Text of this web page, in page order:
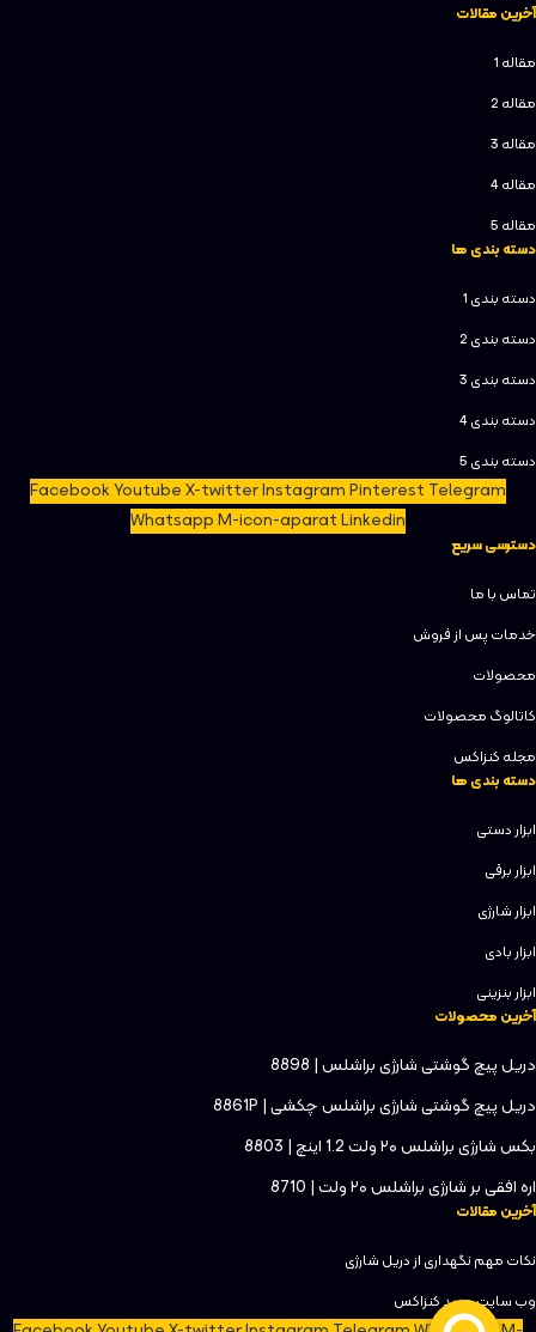
آخرین مقالات
مقاله 1
مقاله 2
مقاله 3
مقاله 4
مقاله 5
دسته بندی ها
دسته بندی 1
دسته بندی 2
دسته بندی 3
دسته بندی 4
دسته بندی 5
FacebookYoutubeX-twitterInstagramPinterest Telegram
WhatsappM-icon-aparatLinkedin
دسترسی سریع
تماس با ما
خدمات پس از فروش
محصولات
کاتالوگ محصولات
مجله کنزاکس
دسته بندی ها
ابزار دستی
ابزار برقی
ابزار شارژی
ابزار بادی
ابزار بنزینی
آخرین محصولات
دریل پیچ گوشتی شارژی براشلس | 8898
دریل پیچ گوشتی شارژی براشلس چکشی | 8861P
بکس شارژی براشلس ۲۰ ولت 1.2 اینچ | 8803
اره افقی بر شارژی براشلس ۲۰ ولت | 8710
آخرین مقالات
نکات مهم نگهداری از دریل شارژی
وب‌ سایت جدید کنزاکس